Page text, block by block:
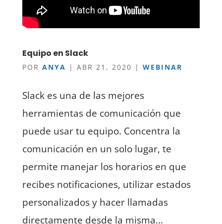
Equipo en Slack
POR ANYA | ABR 21, 2020 | WEBINAR
Slack es una de las mejores
herramientas de comunicación que
puede usar tu equipo. Concentra la
comunicación en un solo lugar, te
permite manejar los horarios en que
recibes notificaciones, utilizar estados
personalizados y hacer llamadas
directamente desde la misma...